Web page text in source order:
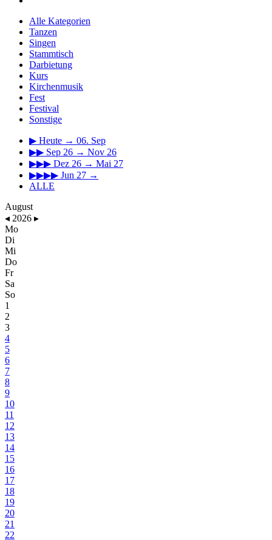
Alle Kategorien
Tanzen
Singen
Stammtisch
Darbietung
Kurs
Kirchenmusik
Fest
Festival
Sonstige
▶ Heute → 06. Sep
▶▶ Sep 26 → Nov 26
▶▶▶ Dez 26 → Mai 27
▶▶▶▶ Jun 27 →
ALLE
August
◂ 2026 ▸
Mo
Di
Mi
Do
Fr
Sa
So
1
2
3
4
5
6
7
8
9
10
11
12
13
14
15
16
17
18
19
20
21
22